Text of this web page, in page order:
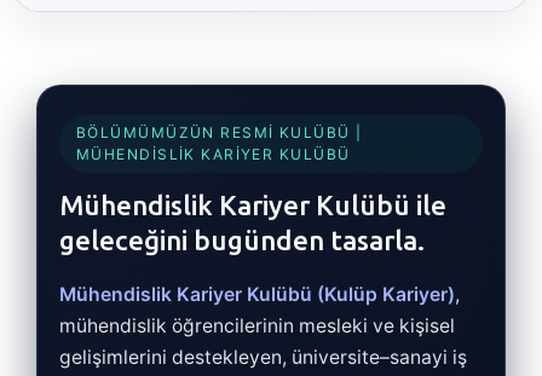
BÖLÜMÜMÜZÜN RESMI KULÜBÜ |
MÜHENDISLIK KARIYER KULÜBÜ
Mühendislik Kariyer Kulübü ile
geleceğini bugünden tasarla.
Mühendislik Kariyer Kulübü (Kulüp Kariyer),
mühendislik öğrencilerinin mesleki ve kişisel
gelişimlerini destekleyen, üniversite–sanayi iş